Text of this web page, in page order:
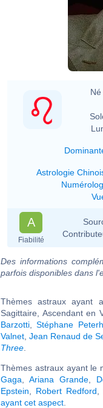
Né
Astrologie
A
Fiabilité
Des informations
parfois disponibles dans
Thèmes astraux ayant
Sagittaire, Ascendant en
Barzotti ,Stéphane
Valnet ,Jean Renaud de
Three
Thèmes astraux ayant le
Gaga
Ariana Grande,
Epstein
Robert Redford
ayant cet aspect